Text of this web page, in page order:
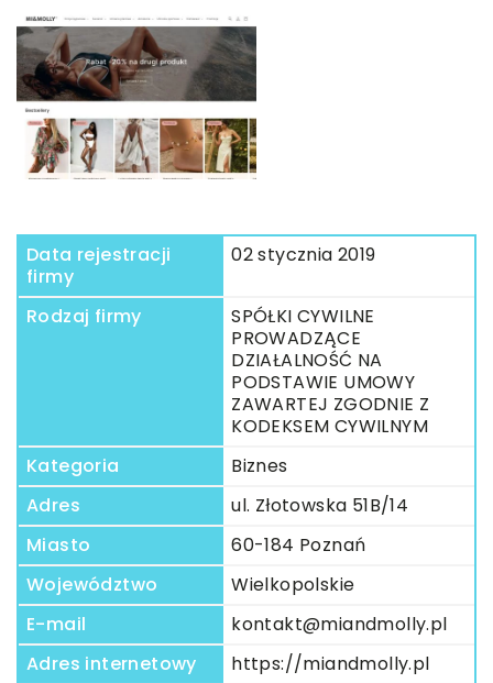
Data rejestracji
firmy
02 stycznia 2019
Rodzaj firmy
SPÓŁKI CYWILNE
PROWADZĄCE
DZIAŁALNOŚĆ NA
PODSTAWIE UMOWY
ZAWARTEJ ZGODNIE Z
KODEKSEM CYWILNYM
Kategoria
Biznes
Adres
ul. Złotowska 51B/14
Miasto
60-184 Poznań
Województwo
Wielkopolskie
E-mail
kontakt@miandmolly.pl
Adres internetowy
https://miandmolly.pl